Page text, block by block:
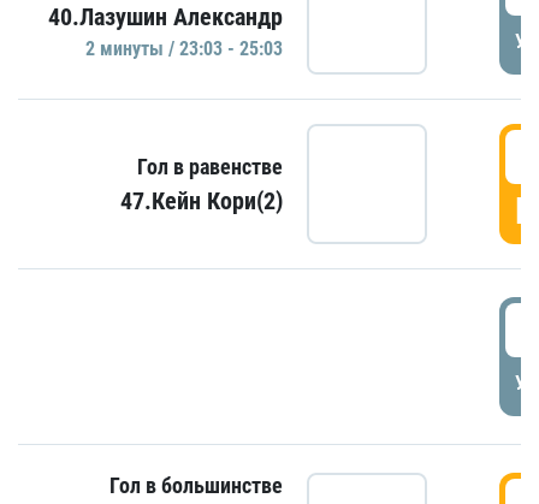
40.Лазушин Александр
2 минуты / 23:03 - 25:03
Гол в равенстве
47.Кейн Кори(2)
Гол в большинстве